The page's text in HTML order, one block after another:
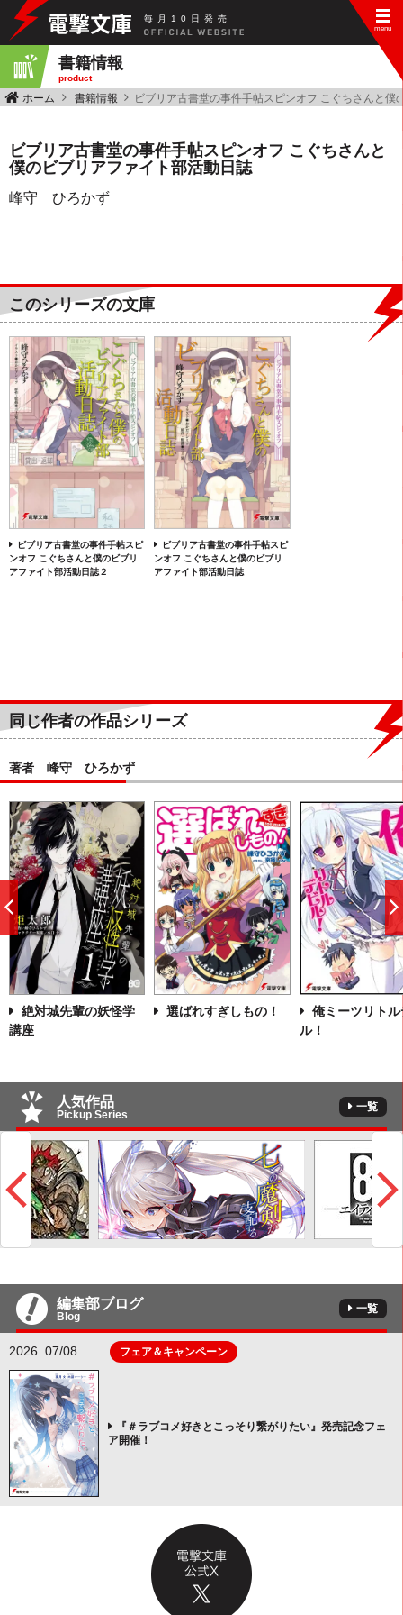
毎 月 10 日 発 売
書籍情報
product
ホーム 書籍情報 ビブリア古書堂の事件手帖スピンオフ こぐちさんと僕
ビブリア古書堂の事件手帖スピンオフ こぐちさんと
僕のビブリアファイト部活動日誌
峰守 ひろかず
このシリーズの文庫
ビブリア古書堂の事件手帖スピ
ンオフ こぐちさんと僕のビブリ
アファイト部活動日誌２
ビブリア古書堂の事件手帖スピ
ンオフ こぐちさんと僕のビブリ
アファイト部活動日誌
同じ作者の作品シリーズ
著者 峰守 ひろかず
絶対城先輩の妖怪学
講座
選ばれすぎしもの！
俺ミーツリトル
ル！
前
へ
人気作品
Pickup Series
一覧
編集部ブログ
Blog
一覧
2026. 07/08 フェア＆キャンペーン
『＃ラブコメ好きとこっそり繋がりたい』発売記念フェ
ア開催！